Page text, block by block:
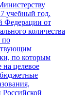
учебный год.
Федерации от
количества
по
по которым
на целевое
бюджетные